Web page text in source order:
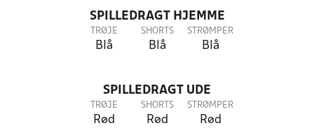
SPILLEDRAGT HJEMME
TRØJE
Blå
SHORTS
Blå
STRØMPER
Blå
SPILLEDRAGT UDE
TRØJE
Rød
SHORTS
Rød
STRØMPER
Rød